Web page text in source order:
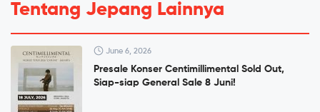
Tentang Jepang Lainnya
June 6, 2026
Presale Konser Centimillimental Sold Out,
Siap-siap General Sale 8 Juni!